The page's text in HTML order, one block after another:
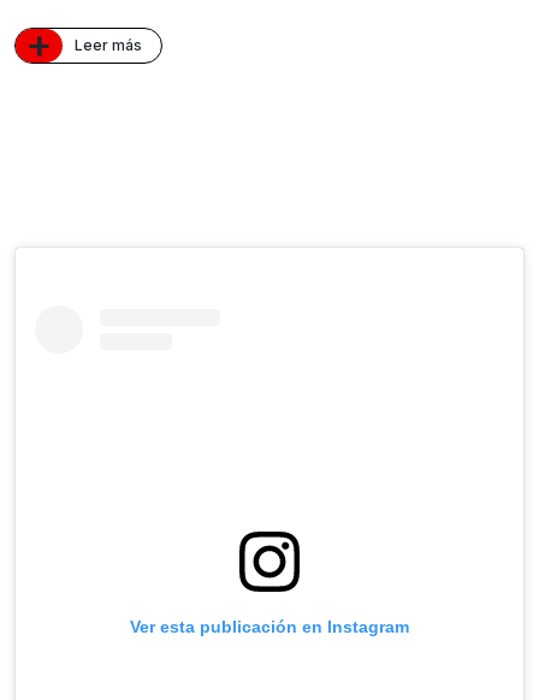
+ Leer más
Ver esta publicación en Instagram